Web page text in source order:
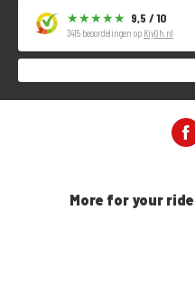
9,5 / 10
3415 beoordelingen op KiyOh.nl
More for your ride